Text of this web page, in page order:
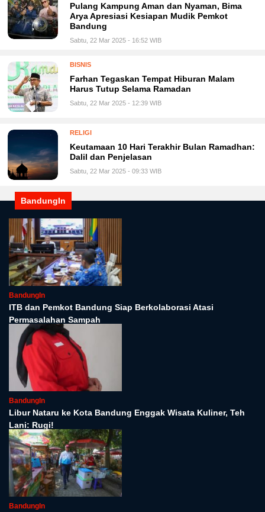
Pulang Kampung Aman dan Nyaman, Bima
Arya Apresiasi Kesiapan Mudik Pemkot
Bandung
Sabtu, 22 Mar 2025 - 16:52 WIB
BISNIS
Farhan Tegaskan Tempat Hiburan Malam
Harus Tutup Selama Ramadan
Sabtu, 22 Mar 2025 - 12:39 WIB
RELIGI
Keutamaan 10 Hari Terakhir Bulan Ramadhan:
Dalil dan Penjelasan
Sabtu, 22 Mar 2025 - 09:33 WIB
BandungIn
BandungIn
ITB dan Pemkot Bandung Siap Berkolaborasi Atasi
Permasalahan Sampah
BandungIn
Libur Nataru ke Kota Bandung Enggak Wisata Kuliner, Teh
Lani: Rugi!
BandungIn